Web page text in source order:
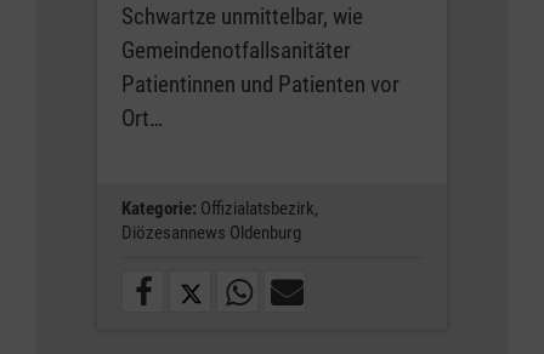
Schwartze unmittelbar, wie
Gemeindenotfallsanitäter
Patientinnen und Patienten vor
Ort…
Kategorie: Offizialatsbezirk,
Diözesannews Oldenburg